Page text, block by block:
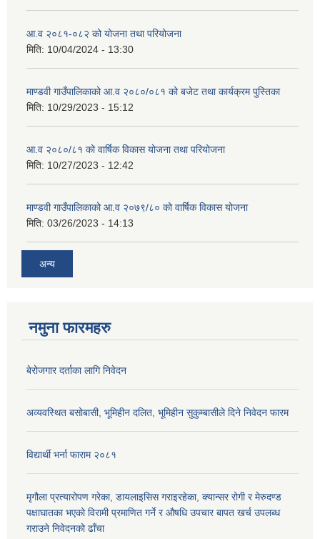
आ.व २०८१-०८२ को योजना तथा परियोजना
मिति: 10/04/2024 - 13:30
माण्डवी गाउँपालिकाको आ.व २०८०/०८१ को बजेट तथा कार्यक्रम पुस्तिका
मिति: 10/29/2023 - 15:12
आ.व २०८०/८१ को वार्षिक विकास योजना तथा परियोजना
मिति: 10/27/2023 - 12:42
माण्डवी गाउँपालिकाको आ.व २०७९/८० को वार्षिक विकास योजना
मिति: 03/26/2023 - 14:13
अन्य
नमुना फारमहरु
बेरोजगार दर्ताका लागि निवेदन
अव्यवस्थित बसोबासी, भूमिहीन दलित, भूमिहीन सुकुम्बासीले दिने निवेदन फारम
विद्यार्थी भर्ना फाराम २०८१
मृगौला प्रत्यारोपण गरेका, डायलाइसिस गराइरहेका, क्यान्सर रोगी र मेरुदण्ड
पक्षाघातका भएको विरामी प्रमाणित गर्ने र औषधि उपचार बापत खर्च उपलब्ध
गराउने निवेदनको ढाँचा